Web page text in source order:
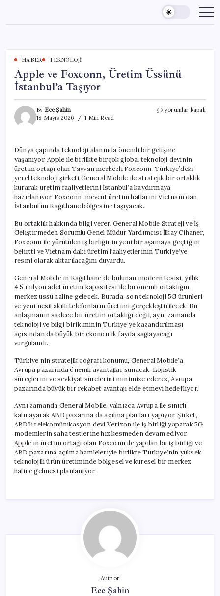
content
HABER TEKNOLOJI
Apple ve Foxconn, Üretim Üssünü
İstanbul’a Taşıyor
By Ece Şahin
18 Mayıs 2026
1 Min Read
Apple
İstanbul’a
Taşıyor
için
yorumlar kapalı
Dünya çapında teknoloji alanında önemli bir gelişme
yaşanıyor. Apple ile birlikte birçok global teknoloji devinin
üretim ortağı olan Tayvan merkezli Foxconn, Türkiye’deki
yerel teknoloji şirketi General Mobile ile stratejik bir ortaklık
kurarak üretim faaliyetlerini İstanbul’a kaydırmaya
hazırlanıyor. Foxconn, mevcut üretim hatlarını Vietnam’dan
İstanbul’un Kağıthane bölgesine taşıyacak.
Bu ortaklık hakkında bilgi veren General Mobile Strateji ve İş
Geliştirmeden Sorumlu Genel Müdür Yardımcısı İlkay Cihaner,
Foxconn ile yürütülen iş birliğinin yeni bir aşamaya geçtiğini
belirtti ve Vietnam’daki üretim faaliyetlerinin Türkiye’ye
resmi olarak aktarılacağını duyurdu.
General Mobile’ın Kağıthane’de bulunan modern tesisi, yıllık
4,5 milyon adet üretim kapasitesi ile bu önemli ortaklığın
merkez üssü haline gelecek. Burada, son teknoloji 5G ürünleri
ve yeni nesil akıllı telefonların üretimi gerçekleştirilecek. Bu
anlaşmanın sadece bir üretim ortaklığı değil, aynı zamanda
teknoloji ve bilgi birikiminin Türkiye’ye kazandırılması
açısından da büyük bir ekonomik fayda sağlayacağı
vurgulandı.
Türkiye’nin stratejik coğrafi konumu, General Mobile’a
Avrupa pazarında önemli avantajlar sunacak. Lojistik
süreçlerini ve sevkiyat sürelerini minimize ederek, Avrupa
pazarında büyük bir rekabet avantajı elde etmeyi hedefliyor.
Aynı zamanda General Mobile, yalnızca Avrupa ile sınırlı
kalmayarak ABD pazarına da açılma planları yapıyor. Şirket,
ABD’li telekomünikasyon devi Verizon ile iş birliği yaparak 5G
modemlerin saha testlerine hız kesmeden devam ediyor.
Apple’ın üretim ortağı olan Foxconn ile yapılan bu iş birliği ve
ABD pazarına açılma hamleleriyle birlikte Türkiye’nin yüksek
teknolojili ürün üretiminde bölgesel ve küresel bir merkez
haline gelmesi planlanıyor.
Author
Ece Şahin